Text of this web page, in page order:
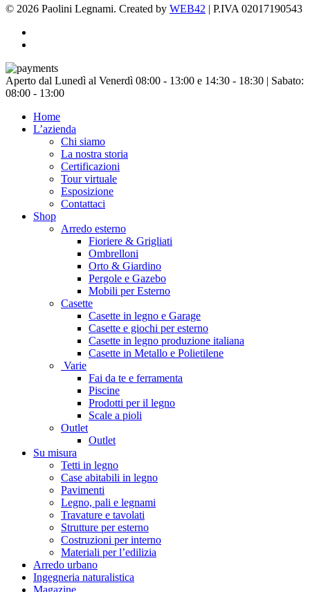
© 2026 Paolini Legnami. Created by WEB42 | P.IVA 02017190543
Chiudi
menu
Aperto dal Lunedì al Venerdì 08:00 - 13:00 e 14:30 - 18:30 | Sabato:
08:00 - 13:00
Home
L’azienda
Chi siamo
La nostra storia
Certificazioni
Tour virtuale
Esposizione
Contattaci
Shop
Arredo esterno
Fioriere & Grigliati
Ombrelloni
Orto & Giardino
Pergole e Gazebo
Mobili per Esterno
Casette
Casette in legno e Garage
Casette e giochi per esterno
Casette in legno produzione italiana
Casette in Metallo e Polietilene
Varie
Fai da te e ferramenta
Piscine
Prodotti per il legno
Scale a pioli
Outlet
Outlet
Su misura
Tetti in legno
Case abitabili in legno
Pavimenti
Legno, pali e legnami
Travature e tavolati
Strutture per esterno
Costruzioni per interno
Materiali per l’edilizia
Arredo urbano
Ingegneria naturalistica